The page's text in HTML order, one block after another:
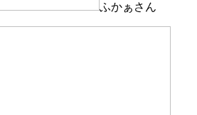
ふかぁさん